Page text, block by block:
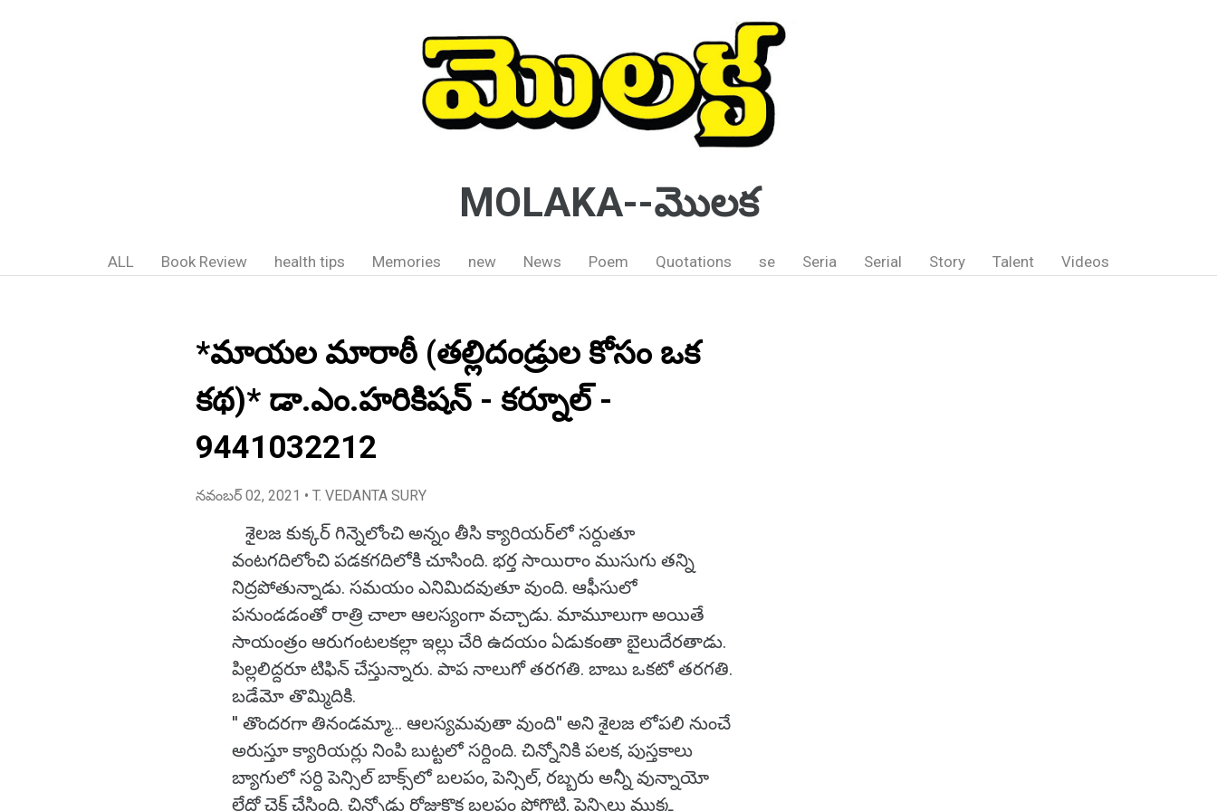
MOLAKA--మొలక
ALL Book Review health tips Memories new News Poem Quotations se Seria Serial Story Talent Videos
*మాయల మారాఠీ (తల్లిదండ్రుల కోసం ఒక
కథ)* డా.ఎం.హరికిషన్ - కర్నూల్ -
9441032212
నవంబర్ 02, 2021 • T. VEDANTA SURY
శైలజ కుక్కర్‌ గిన్నెలోంచి అన్నం తీసి క్యారియర్‌లో సర్దుతూ
వంటగదిలోంచి పడకగదిలోకి చూసింది. భర్త సాయిరాం ముసుగు తన్ని
నిద్రపోతున్నాడు. సమయం ఎనిమిదవుతూ వుంది. ఆఫీసులో
పనుండడంతో రాత్రి చాలా ఆలస్యంగా వచ్చాడు. మామూలుగా అయితే
సాయంత్రం ఆరుగంటలకల్లా ఇల్లు చేరి ఉదయం ఏడుకంతా బైలుదేరతాడు.
పిల్లలిద్దరూ టిఫిన్‌ చేస్తున్నారు. పాప నాలుగో తరగతి. బాబు ఒకటో తరగతి.
బడేమో తొమ్మిదికి.
'' తొందరగా తినండమ్మా... ఆలస్యమవుతా వుంది'' అని శైలజ లోపలి నుంచే
అరుస్తూ క్యారియర్లు నింపి బుట్టలో సర్దింది. చిన్నోనికి పలక, పుస్తకాలు
బ్యాగులో సర్ది పెన్సిల్‌ బాక్స్‌లో బలపం, పెన్సిల్‌, రబ్బరు అన్నీ వున్నాయో
లేదో చెక్‌ చేసింది. చిన్నోడు రోజుకొక బలపం పోగొట్టి, పెన్సిలు ముక్క